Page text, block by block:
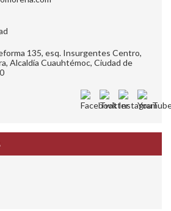
135, esq. Insurgentes Centro,
Alcaldía Cuauhtémoc, Ciudad de